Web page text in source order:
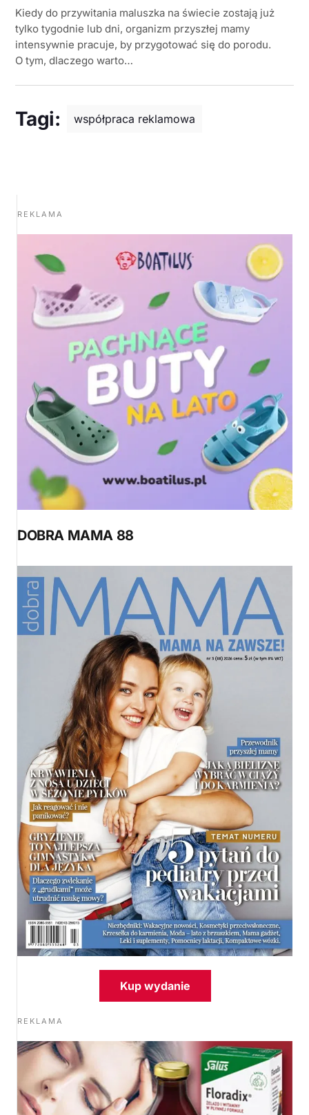
Kiedy do przywitania maluszka na świecie zostają już
tylko tygodnie lub dni, organizm przyszłej mamy
intensywnie pracuje, by przygotować się do porodu.
O tym, dlaczego warto…
Tagi: współpraca reklamowa
REKLAMA
DOBRA MAMA 88
Kup wydanie
REKLAMA